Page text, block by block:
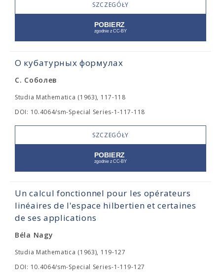
SZCZEGÓŁY
О кубатурных формулах
С. Соболев
Studia Mathematica (1963), 117-118
DOI: 10.4064/sm-Special Series-1-117-118
SZCZEGÓŁY
Un calcul fonctionnel pour les opérateurs
linéaires de l'espace hilbertien et certaines
de ses applications
Béla Nagy
Studia Mathematica (1963), 119-127
DOI: 10.4064/sm-Special Series-1-119-127